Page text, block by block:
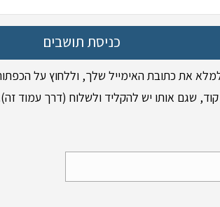
כניסת תושבים
את כתובת האימייל שלך, וללחוץ על
שגם אותו יש להקליד ולשלוח (דרך עמוד